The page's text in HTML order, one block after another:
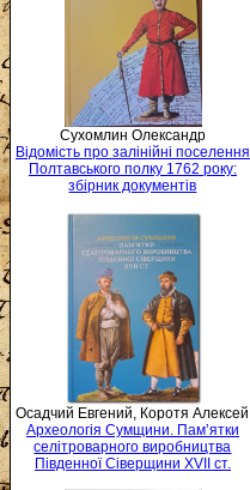
Сухомлин Олександр
Відомість про залінійні поселення
Полтавського полку 1762 року:
збірник документів
Осадчий Евгений, Коротя Алексей
Археологія Сумщини. Пам’ятки
селітроварного виробництва
Південної Сіверщини XVII ст.